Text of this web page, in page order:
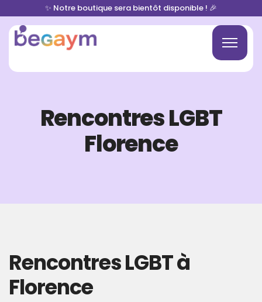
✨ Notre boutique sera bientôt disponible ! 🎉
Rencontres LGBT
Florence
Rencontres LGBT à
Florence